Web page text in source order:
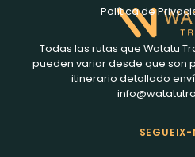
Todas las rutas que Watatu
pueden variar desde que son
itinerario detallado
Política de
SEGUEIX-